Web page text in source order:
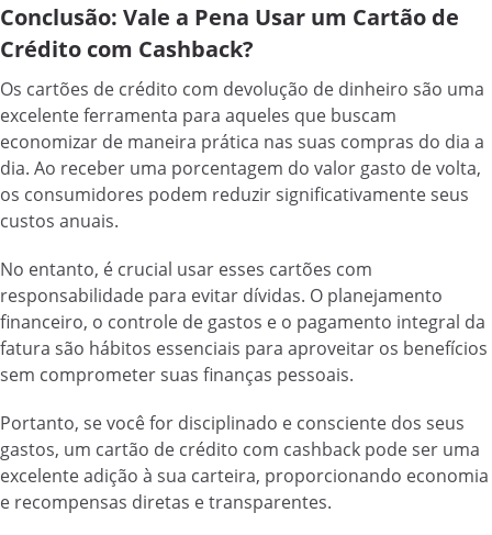
Conclusão: Vale a Pena Usar um Cartão de
Crédito com Cashback?
Os cartões de crédito com devolução de dinheiro são uma
excelente ferramenta para aqueles que buscam
economizar de maneira prática nas suas compras do dia a
dia. Ao receber uma porcentagem do valor gasto de volta,
os consumidores podem reduzir significativamente seus
custos anuais.
No entanto, é crucial usar esses cartões com
responsabilidade para evitar dívidas. O planejamento
financeiro, o controle de gastos e o pagamento integral da
fatura são hábitos essenciais para aproveitar os benefícios
sem comprometer suas finanças pessoais.
Portanto, se você for disciplinado e consciente dos seus
gastos, um cartão de crédito com cashback pode ser uma
excelente adição à sua carteira, proporcionando economia
e recompensas diretas e transparentes.